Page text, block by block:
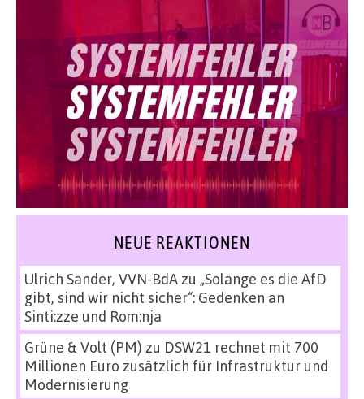
NEUE REAKTIONEN
Ulrich Sander, VVN-BdAzu „Solange es die AfD
gibt, sind wir nicht sicher“: Gedenken an
Sinti:zze und Rom:nja
Grüne & Volt (PM) zu DSW21 rechnet mit 700
Millionen Euro zusätzlich für Infrastruktur und
Modernisierung